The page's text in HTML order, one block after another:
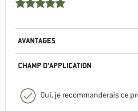
AVANTAGES
CHAMP D'APPLICATION
Oui, je recommanderais ce